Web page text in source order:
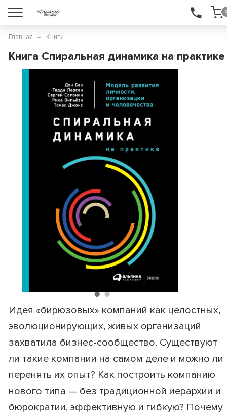
Главная Книги
Книга Спиральная динамика на практике
Идея «бирюзовых» компаний как целостных,
эволюционирующих, живых организаций
захватила бизнес-сообщество. Существуют
ли такие компании на самом деле и можно ли
перенять их опыт? Как построить компанию
нового типа — без традиционной иерархии и
бюрократии, эффективную и гибкую? Почему